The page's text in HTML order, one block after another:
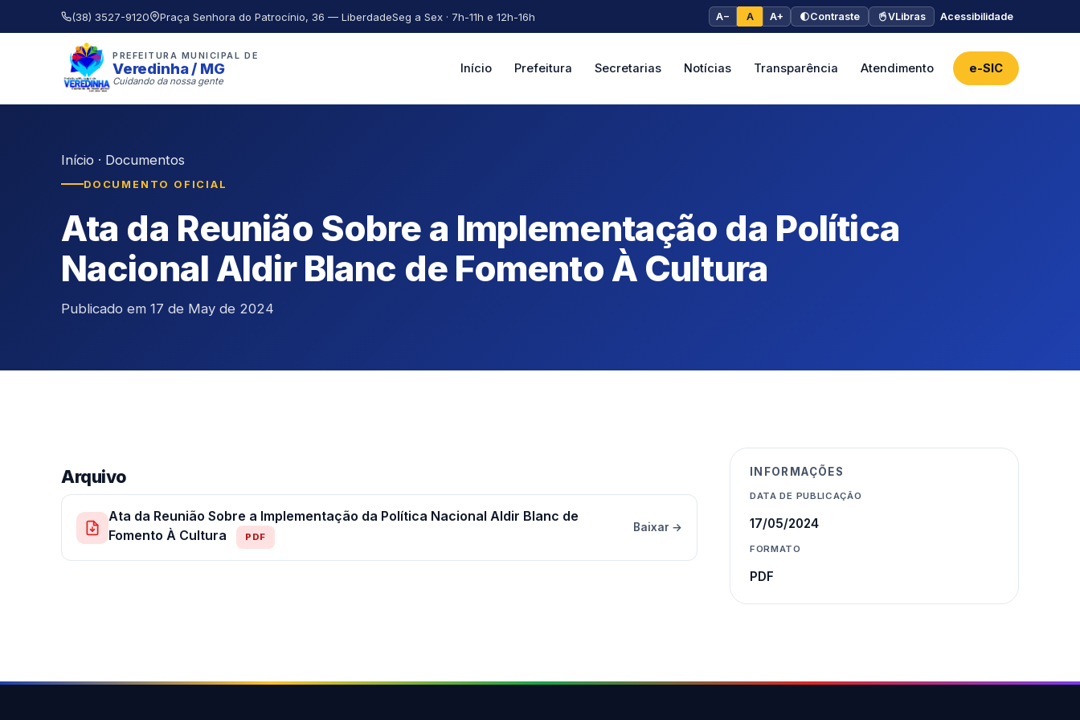
(38) 3527-9120 Praça Senhora do Patrocínio, 36 — LiberdadeSeg a Sex · 7h-11h e 12h-16h A− A A+ Contraste VLibras Acessibilidade
PREFEITURA MUNICIPAL DE
Veredinha / MG
Cuidando da nossa gente
Início Prefeitura Secretarias Notícias Transparência Atendimento e-SIC
Início · Documentos
DOCUMENTO OFICIAL
Ata da Reunião Sobre a Implementação da Política
Nacional Aldir Blanc de Fomento À Cultura
Publicado em 17 de May de 2024
Arquivo
Ata da Reunião Sobre a Implementação da Política Nacional Aldir Blanc de
Fomento À Cultura
PDF
Baixar →
INFORMAÇÕES
DATA DE PUBLICAÇÃO
17/05/2024
FORMATO
PDF